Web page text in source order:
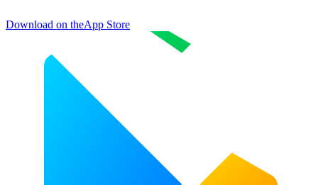
Download on theApp Store